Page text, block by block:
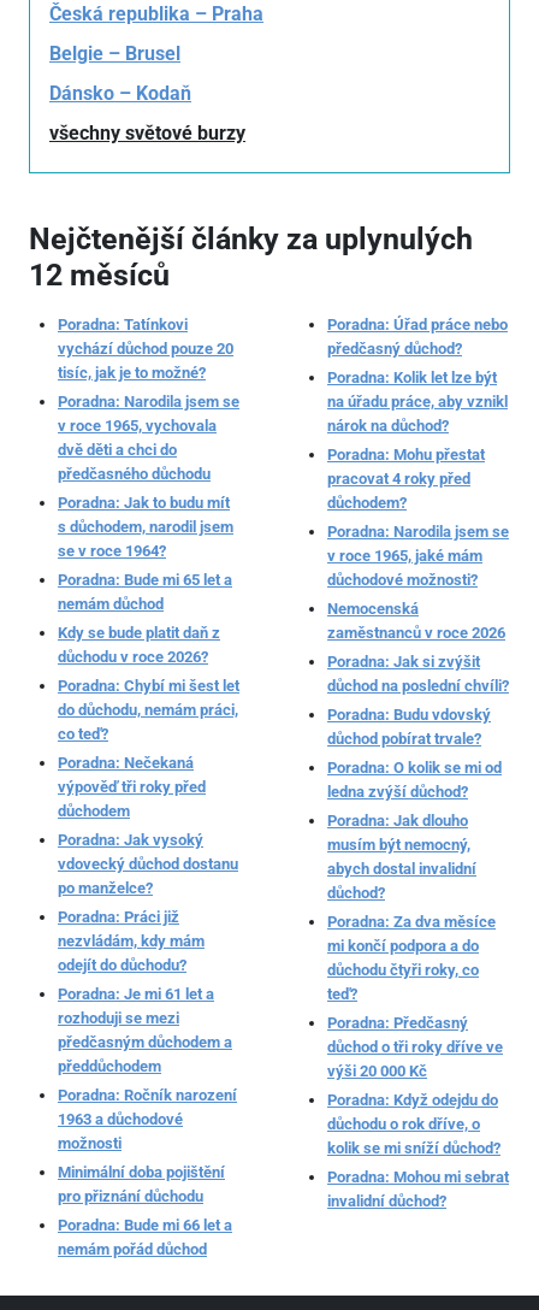
Česká republika – Praha
Belgie – Brusel
Dánsko – Kodaň
všechny světové burzy
Nejčtenější články za uplynulých
12 měsíců
Poradna: Tatínkovi
vychází důchod pouze 20
tisíc, jak je to možné?
Poradna: Narodila jsem se
v roce 1965, vychovala
dvě děti a chci do
předčasného důchodu
Poradna: Jak to budu mít
s důchodem, narodil jsem
se v roce 1964?
Poradna: Bude mi 65 let a
nemám důchod
Kdy se bude platit daň z
důchodu v roce 2026?
Poradna: Chybí mi šest let
do důchodu, nemám práci,
co teď?
Poradna: Nečekaná
výpověď tři roky před
důchodem
Poradna: Jak vysoký
vdovecký důchod dostanu
po manželce?
Poradna: Práci již
nezvládám, kdy mám
odejít do důchodu?
Poradna: Je mi 61 let a
rozhoduji se mezi
předčasným důchodem a
předdůchodem
Poradna: Ročník narození
1963 a důchodové
možnosti
Minimální doba pojištění
pro přiznání důchodu
Poradna: Bude mi 66 let a
nemám pořád důchod
Poradna: Úřad práce nebo
předčasný důchod?
Poradna: Kolik let lze být
na úřadu práce, aby vznikl
nárok na důchod?
Poradna: Mohu přestat
pracovat 4 roky před
důchodem?
Poradna: Narodila jsem se
v roce 1965, jaké mám
důchodové možnosti?
Nemocenská
zaměstnanců v roce 2026
Poradna: Jak si zvýšit
důchod na poslední chvíli?
Poradna: Budu vdovský
důchod pobírat trvale?
Poradna: O kolik se mi od
ledna zvýší důchod?
Poradna: Jak dlouho
musím být nemocný,
abych dostal invalidní
důchod?
Poradna: Za dva měsíce
mi končí podpora a do
důchodu čtyři roky, co
teď?
Poradna: Předčasný
důchod o tři roky dříve ve
výši 20 000 Kč
Poradna: Když odejdu do
důchodu o rok dříve, o
kolik se mi sníží důchod?
Poradna: Mohou mi sebrat
invalidní důchod?